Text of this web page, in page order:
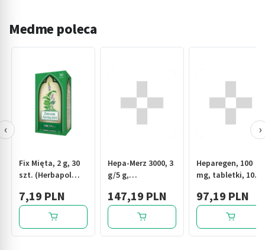
Medme poleca
Fix Mięta, 2 g, 30
szt. (Herbapol
7,19 PLN
Hepa-Merz 3000, 3
g/5 g,
30 saszet.
147,19 PLN
Heparegen, 100
mg, tabletki, 100
97,19 PLN
‹ ›